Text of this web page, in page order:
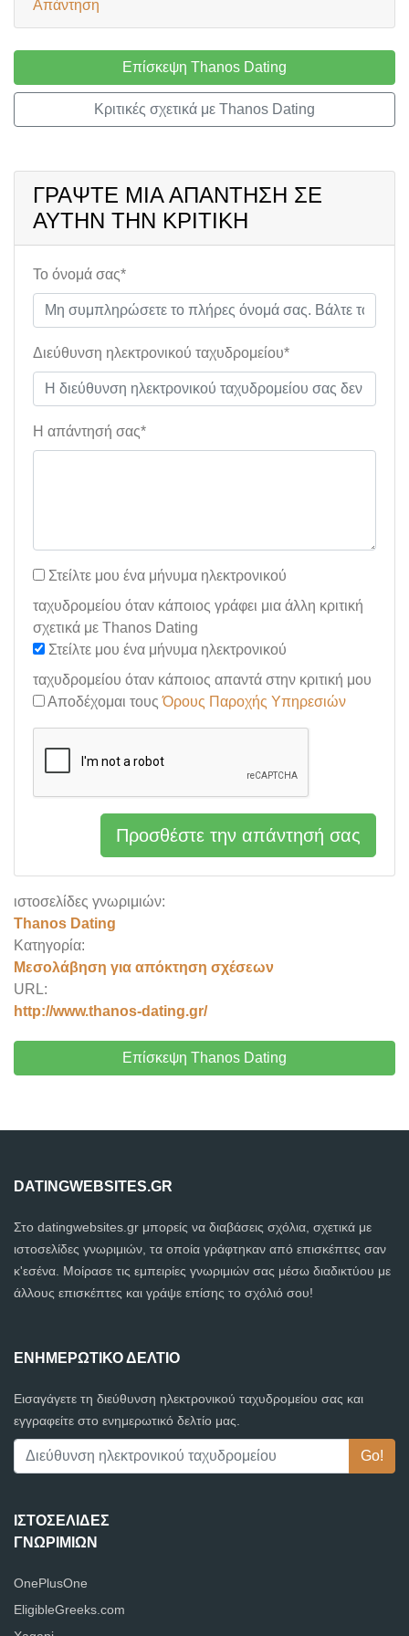
ιστοσελίδες γνωριμιών:
Thanos Dating
Κατηγορία:
Μεσολάβηση για απόκτηση σχέσεων
URL:
http://www.thanos-dating.gr/
Επίσκεψη Thanos Dating
Απάντηση
Επίσκεψη Thanos Dating
Κριτικές σχετικά με Thanos Dating
ΓΡΆΨΤΕ ΜΙΑ ΑΠΆΝΤΗΣΗ ΣΕ
ΑΥΤΉΝ ΤΗΝ ΚΡΙΤΙΚΉ
Το όνομά σας*
Διεύθυνση ηλεκτρονικού ταχυδρομείου*
Η απάντησή σας*
Στείλτε μου ένα μήνυμα ηλεκτρονικού
ταχυδρομείου όταν κάποιος γράφει μια άλλη κριτική
σχετικά με Thanos Dating
Στείλτε μου ένα μήνυμα ηλεκτρονικού
ταχυδρομείου όταν κάποιος απαντά στην κριτική μου
Αποδέχομαι τουςΌρους Παροχής Υπηρεσιών
Προσθέστε την απάντησή σας
DATINGWEBSITES.GR
Στο datingwebsites.gr μπορείς να διαβάσεις σχόλια, σχετικά με
ιστοσελίδες γνωριμιών, τα οποία γράφτηκαν από επισκέπτες σαν
κ'εσένα. Μοίρασε τις εμπειρίες γνωριμιών σας μέσω διαδικτύου με
άλλους επισκέπτες και γράψε επίσης το σχόλιό σου!
ΕΝΗΜΕΡΩΤΙΚΌ ΔΕΛΤΊΟ
Εισαγάγετε τη διεύθυνση ηλεκτρονικού ταχυδρομείου σας και
εγγραφείτε στο ενημερωτικό δελτίο μας.
ΙΣΤΟΣΕΛΊΔΕΣ
ΓΝΩΡΙΜΙΏΝ
OnePlusOne
EligibleGreeks.com